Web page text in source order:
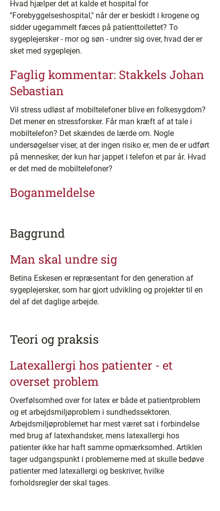
Hvad hjælper det at kalde et hospital for
''Forebyggelseshospital,'' når der er beskidt i krogene og
sidder ugegammelt fæces på patienttoilettet? To
sygeplejersker - mor og søn - undrer sig over, hvad der er
sket med sygeplejen.
Faglig kommentar: Stakkels Johan
Sebastian
Vil stress udløst af mobiltelefoner blive en folkesygdom?
Det mener en stressforsker. Får man kræft af at tale i
mobiltelefon? Det skændes de lærde om. Nogle
undersøgelser viser, at der ingen risiko er, men de er udført
på mennesker, der kun har jappet i telefon et par år. Hvad
er det med de mobiltelefoner?
Boganmeldelse
Baggrund
Man skal undre sig
Betina Eskesen er repræsentant for den generation af
sygeplejersker, som har gjort udvikling og projekter til en
del af det daglige arbejde.
Teori og praksis
Latexallergi hos patienter - et
overset problem
Overfølsomhed over for latex er både et patientproblem
og et arbejdsmiljøproblem i sundhedssektoren.
Arbejdsmiljøproblemet har mest været sat i forbindelse
med brug af latexhandsker, mens latexallergi hos
patienter ikke har haft samme opmærksomhed. Artiklen
tager udgangspunkt i problemerne med at skulle bedøve
patienter med latexallergi og beskriver, hvilke
forholdsregler der skal tages.